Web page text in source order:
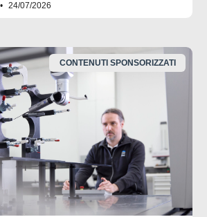
24/07/2026
CONTENUTI SPONSORIZZATI